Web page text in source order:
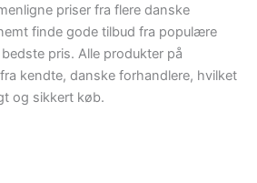
priser fra flere danske
finde gode tilbud fra populære
pris. Alle produkter på
kendte, danske forhandlere, hvilket
og sikkert køb.